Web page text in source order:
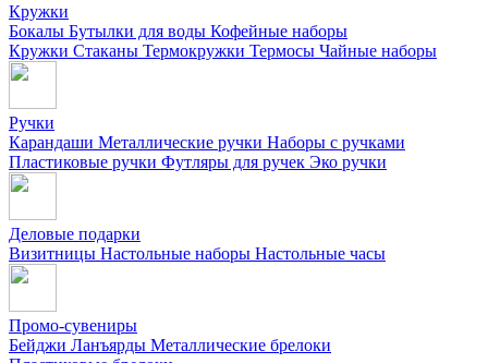
Кружки
Бокалы Бутылки для воды Кофейные наборы
Кружки Стаканы Термокружки Термосы Чайные наборы
Ручки
Карандаши Металлические ручки Наборы с ручками
Пластиковые ручки Футляры для ручек Эко ручки
Деловые подарки
Визитницы Настольные наборы Настольные часы
Промо-сувениры
Бейджи Ланъярды Металлические брелоки